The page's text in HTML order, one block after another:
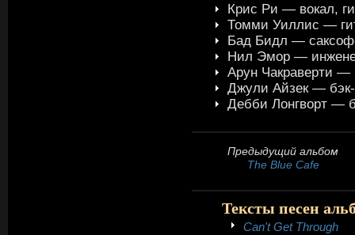
Крис Ри — вокал,
Томми Уиллис —
Бад Бидл —
Нил Эмор —
Арун Чакраверти —
Джули Айзек — бэк-
Дебби Лонгворт —
Предыдущий альбом
The Blue Cafe
Тексты песен
Can't Get Through